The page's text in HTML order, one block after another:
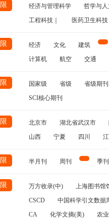
经济与管理科学 哲学与
工程科技｜
医药卫生科技
经济 文化 建筑
计算机
航空 交通
国家级 省级 省级期刊
SCI核心期刊
北京市 湖北省武汉市
山西
宁夏 四川
半月刊 周刊 季刊
万方收录(中) 上海图书馆
CSCD
中国科学引文数据
CA
化学文摘(美) 农